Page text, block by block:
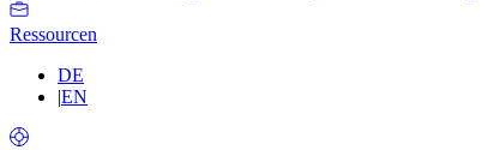
Ressourcen
DE
|EN